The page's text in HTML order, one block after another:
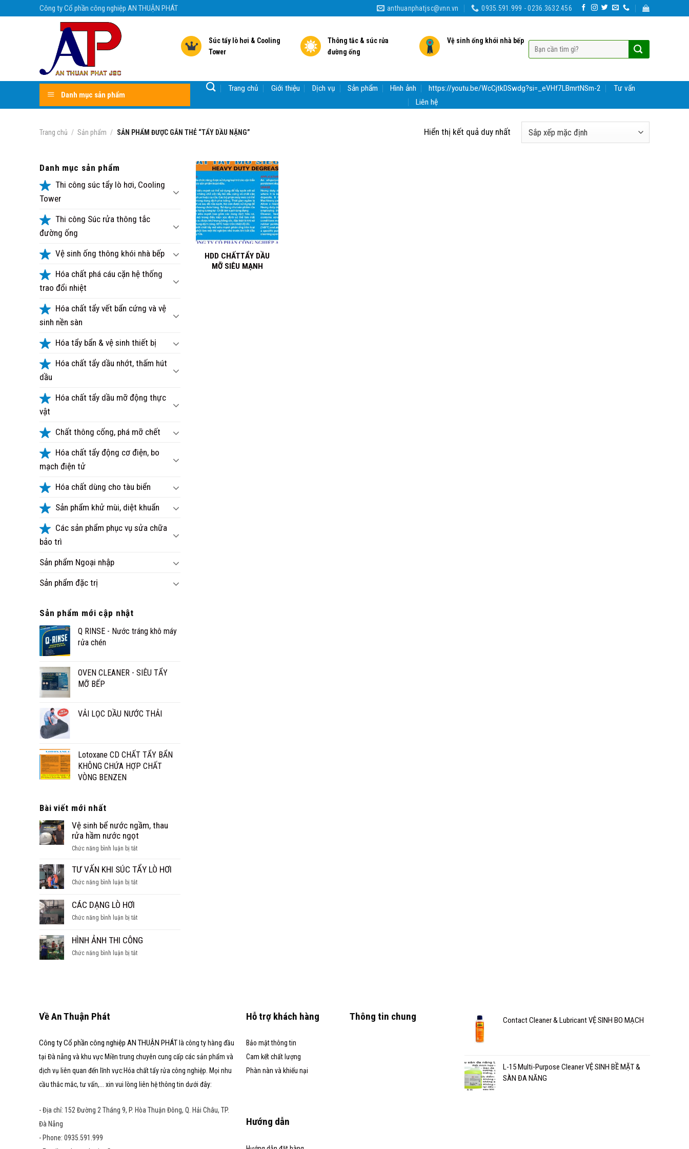
Công ty Cổ phần công nghiệp AN THUẬN PHÁT anthuanphatjsc@vnn.vn 0935.591.999 - 0236.3632.456
Súc tẩy lò hơi & Cooling
Tower
Thông tắc & súc rửa
đường ống
Vệ sinh ống khói nhà bếp
Danh mục sản phẩm
Trang chủ Giới thiệu Dịch vụ Sản phẩm Hình ảnh https://youtu.be/WcCjtkDSwdg?si=_eVHf7LBmrtNSm-2
Tư vấn
Liên hệ
Trang chủ / Sản phẩm / SẢN PHẨM ĐƯỢC GẮN THẺ “TẨY DẦU NẶNG” Hiển thị kết quả duy nhất
Danh mục sản phẩm
Thi công súc tẩy lò hơi, Cooling
Tower
Thi công Súc rửa thông tắc
đường ống
Vệ sinh ống thông khói nhà bếp
Hóa chất phá cáu cặn hệ thống
trao đổi nhiệt
Hóa chất tẩy vết bẩn cứng và vệ
sinh nền sàn
Hóa tẩy bẩn & vệ sinh thiết bị
Hóa chất tẩy dầu nhớt, thấm hút
dầu
Hóa chất tẩy dầu mỡ động thực
vật
Chất thông cống, phá mỡ chết
Hóa chất tẩy động cơ điện, bo
mạch điện tử
Hóa chất dùng cho tàu biển
Sản phẩm khử mùi, diệt khuẩn
Các sản phẩm phục vụ sửa chữa
bảo trì
Sản phẩm Ngoại nhập
Sản phẩm đặc trị
Sản phẩm mới cập nhật
Q RINSE - Nước tráng khô máy
rửa chén
OVEN CLEANER - SIÊU TẨY
MỠ BẾP
VẢI LỌC DẦU NƯỚC THẢI
Lotoxane CD CHẤT TẨY BẨN
KHÔNG CHỨA HỢP CHẤT
VÒNG BENZEN
Bài viết mới nhất
Vệ sinh bể nước ngầm, thau
rửa hầm nước ngọt
Chức năng bình luận bị tắtở
sinh
nước
rửa
nước
ngọt
TƯ VẤN KHI SÚC TẨY LÒ HƠI
Chức năng bình luận bị tắtở
SÚC
LÒ
HƠI
CÁC DẠNG LÒ HƠI
Chức năng bình luận bị tắtở
DẠNG
HƠI
HÌNH ẢNH THI CÔNG
Chức năng bình luận bị tắtở
+
HDD CHẤTTẨY DẦU
MỠ SIÊU MẠNH
Về An Thuận Phát
Công ty Cổ phần công nghiệp AN THUẬN PHÁTlà công ty hàng đầu
tại Đà nẵng và khu vực Miền trung chuyên cung cấp các sản phẩm và
dịch vụ liên quan đến lĩnh vực:Hóa chất tẩy rửa công nghiệp. Mọi nhu
cầu thắc mắc, tư vấn,... xin vui lòng liên hệ thông tin dưới đây:
- Địa chỉ: 152 Đường 2 Tháng 9, P. Hòa Thuận Đông, Q. Hải Châu, TP.
Đà Nẵng
- Phone: 0935.591.999
Hỗ trợ khách hàng
Bảo mật thông tin
Cam kết chất lượng
Phàn nàn và khiếu nại
Hướng dẫn
Thông tin chung Contact Cleaner & Lubricant VỆ SINH BO MẠCH
L-15 Multi-Purpose Cleaner VỆ SINH BỀ MẶT &
SÀN ĐA NĂNG